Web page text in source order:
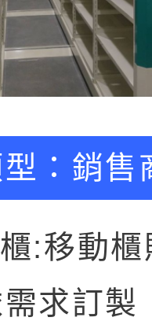
： 銷售
:移動
求訂製